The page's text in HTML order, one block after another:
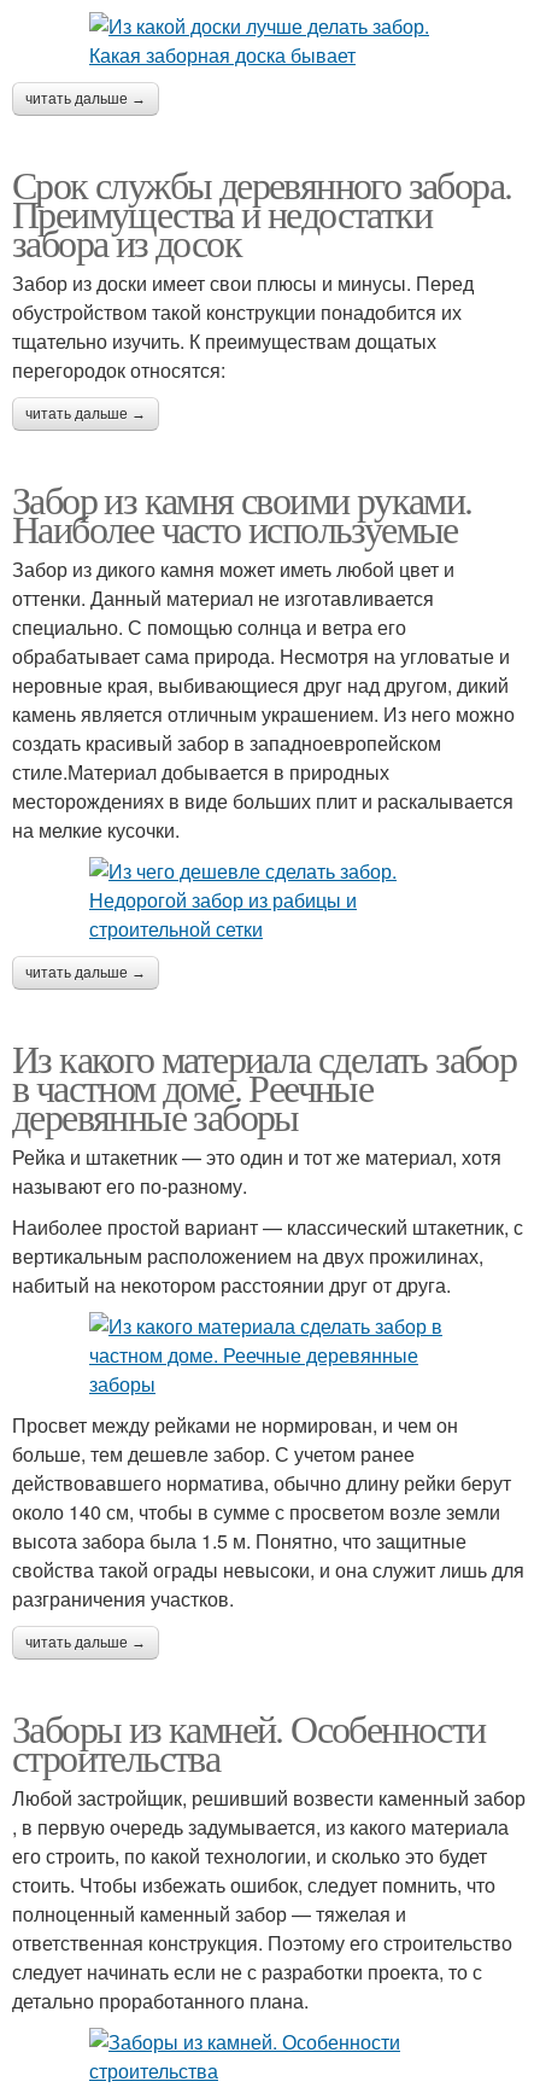
читать дальше →
Срок службы деревянного забора.
Преимущества и недостатки
забора из досок
Забор из доски имеет свои плюсы и минусы. Перед
обустройством такой конструкции понадобится их
тщательно изучить. К преимуществам дощатых
перегородок относятся:
читать дальше →
Забор из камня своими руками.
Наиболее часто используемые
Забор из дикого камня может иметь любой цвет и
оттенки. Данный материал не изготавливается
специально. С помощью солнца и ветра его
обрабатывает сама природа. Несмотря на угловатые и
неровные края, выбивающиеся друг над другом, дикий
камень является отличным украшением. Из него можно
создать красивый забор в западноевропейском
стиле.Материал добывается в природных
месторождениях в виде больших плит и раскалывается
на мелкие кусочки.
читать дальше →
Из какого материала сделать забор
в частном доме. Реечные
деревянные заборы
Рейка и штакетник — это один и тот же материал, хотя
называют его по-разному.
Наиболее простой вариант — классический штакетник, с
вертикальным расположением на двух прожилинах,
набитый на некотором расстоянии друг от друга.
Просвет между рейками не нормирован, и чем он
больше, тем дешевле забор. С учетом ранее
действовавшего норматива, обычно длину рейки берут
около 140 см, чтобы в сумме с просветом возле земли
высота забора была 1.5 м. Понятно, что защитные
свойства такой ограды невысоки, и она служит лишь для
разграничения участков.
читать дальше →
Заборы из камней. Особенности
строительства
Любой застройщик, решивший возвести каменный забор
, в первую очередь задумывается, из какого материала
его строить, по какой технологии, и сколько это будет
стоить. Чтобы избежать ошибок, следует помнить, что
полноценный каменный забор — тяжелая и
ответственная конструкция. Поэтому его строительство
следует начинать если не с разработки проекта, то с
детально проработанного плана.